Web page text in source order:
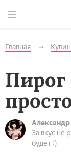
Главная
Пирог
За вкус не
будет :)